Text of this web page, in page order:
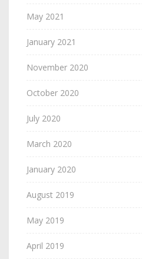
May 2021
January 2021
November 2020
October 2020
July 2020
March 2020
January 2020
August 2019
May 2019
April 2019